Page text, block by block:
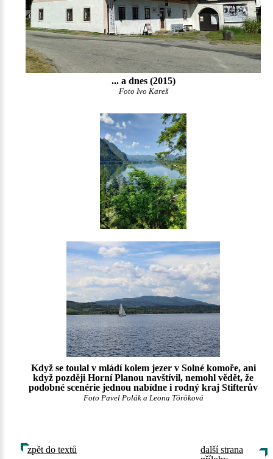
... a dnes (2015)
Foto Ivo Kareš
Když se toulal v mládí kolem jezer v Solné komoře, ani
když později Horní Planou navštívil, nemohl vědět, že
podobné scenérie jednou nabídne i rodný kraj Stifterův
Foto Pavel Polák a Leona Töröková
zpět do textů
další strana